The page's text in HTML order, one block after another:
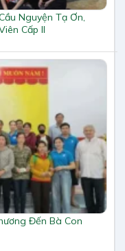
Nguyện Tạ Ơn,
Cấp II
Đến Bà Con